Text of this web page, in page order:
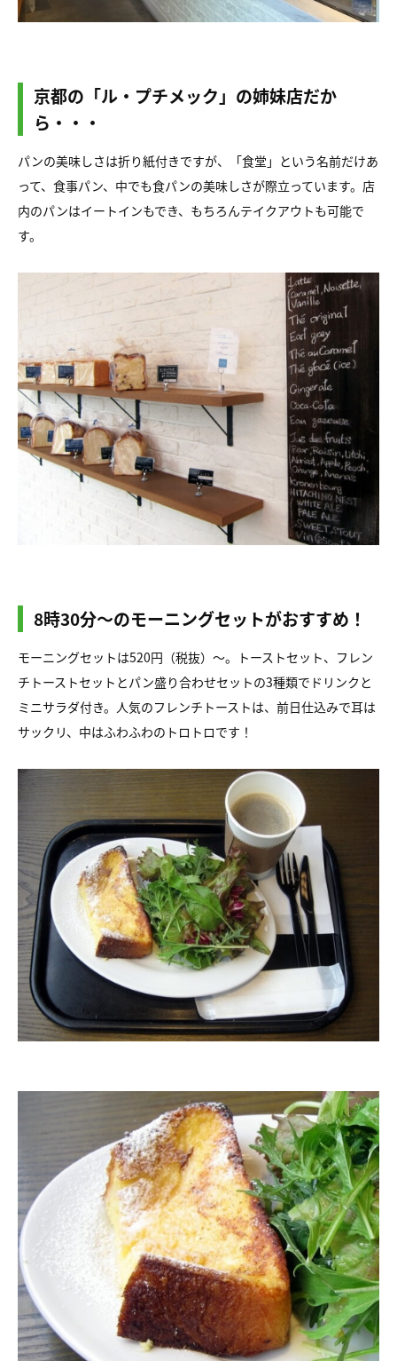
京都の「ル・プチメック」の姉妹店だか
ら・・・
パンの美味しさは折り紙付きですが、「食堂」という名前だけあ
って、食事パン、中でも食パンの美味しさが際立っています。店
内のパンはイートインもでき、もちろんテイクアウトも可能で
す。
8時30分〜のモーニングセットがおすすめ！
モーニングセットは520円（税抜）〜。トーストセット、フレン
チトーストセットとパン盛り合わせセットの3種類でドリンクと
ミニサラダ付き。人気のフレンチトーストは、前日仕込みで耳は
サックリ、中はふわふわのトロトロです！